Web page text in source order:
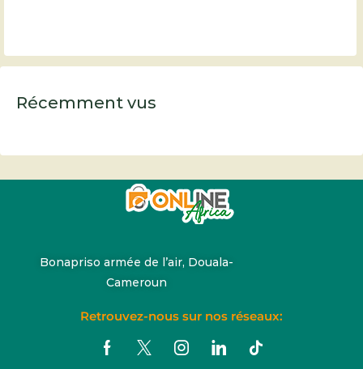
Récemment vus
Bonapriso armée de l’air, Douala-
Cameroun
Retrouvez-nous sur nos réseaux: